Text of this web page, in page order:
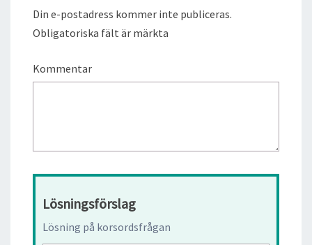
Din e-postadress kommer inte publiceras.
Obligatoriska fält är märkta
Kommentar
Lösningsförslag
Lösning på korsordsfrågan